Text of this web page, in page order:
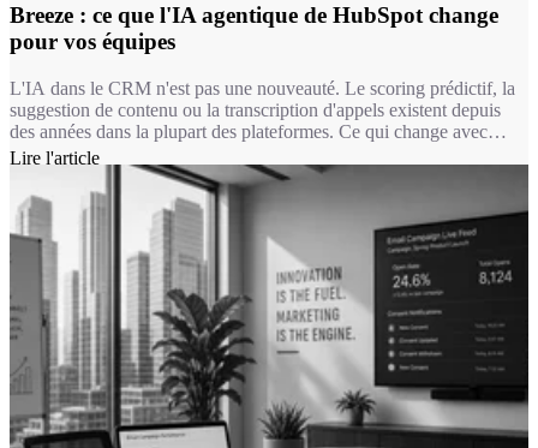
Breeze : ce que l'IA agentique de HubSpot change
pour vos équipes
L'IA dans le CRM n'est pas une nouveauté. Le scoring prédictif, la
suggestion de contenu ou la transcription d'appels existent depuis
des années dans la plupart des plateformes. Ce qui change avec
Breeze, c'est la nature de l'intervention : on passe d'une IA qui
suggère à une IA qui exécute. Un agent Breeze ne se contente pas
de recommander une réponse à un ticket, il la rédige, la documente
et peut la résoudre seul dans le périmètre que vous lui avez défini.
Lire l'article